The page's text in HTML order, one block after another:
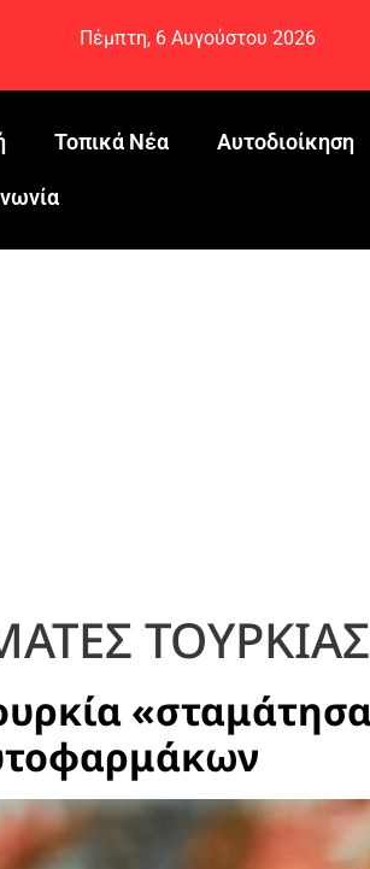
Πέμπτη, 6 Αυγούστου 2026
Τοπικά Νέα Αυτοδιοίκηση
ΤΟΥΡΚΙΑΣ